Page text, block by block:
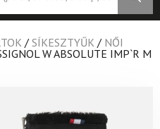
/ SÍKESZTYŰK / NŐI
W ABSOLUTE IMP`R M